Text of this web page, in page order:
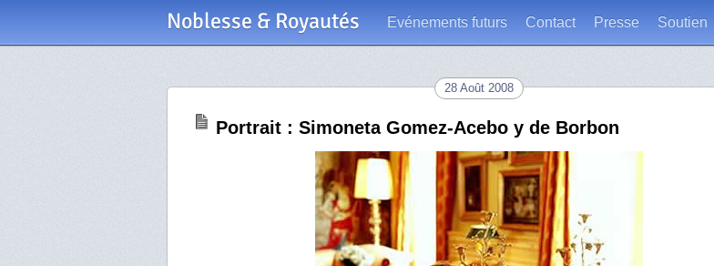
Noblesse & Royautés Evénements futurs Contact Presse Soutien
28 Août 2008
Portrait : Simoneta Gomez-Acebo y de Borbon